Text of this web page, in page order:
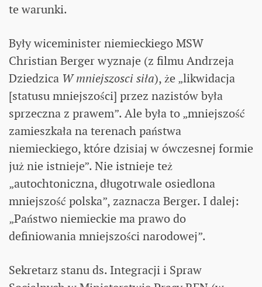
te warunki.
Były wiceminister niemieckiego MSW
Christian Berger wyznaje (z filmu Andrzeja
Dziedzica W mniejszosci siła), że „likwidacja
[statusu mniejszości] przez nazistów była
sprzeczna z prawem”. Ale była to „mniejszość
zamieszkała na terenach państwa
niemieckiego, które dzisiaj w ówczesnej formie
już nie istnieje”. Nie istnieje też
„autochtoniczna, długotrwale osiedlona
mniejszość polska”, zaznacza Berger. I dalej:
„Państwo niemieckie ma prawo do
definiowania mniejszości narodowej”.
Sekretarz stanu ds. Integracji i Spraw